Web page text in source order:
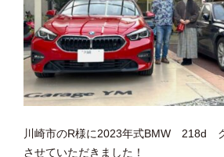
川崎市のR様に2023年式BMW 218d
させていただきました！